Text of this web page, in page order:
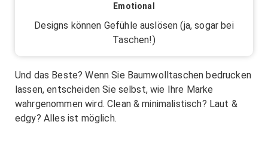
Emotional
Designs können Gefühle auslösen (ja, sogar bei
Taschen!)
Und das Beste? Wenn Sie Baumwolltaschen bedrucken
lassen, entscheiden Sie selbst, wie Ihre Marke
wahrgenommen wird. Clean & minimalistisch? Laut &
edgy? Alles ist möglich.